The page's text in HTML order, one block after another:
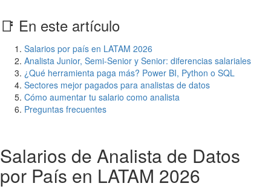
📑 En este artículo
Salarios por país en LATAM 2026
Analista Junior, Semi-Senior y Senior: diferencias salariales
¿Qué herramienta paga más? Power BI, Python o SQL
Sectores mejor pagados para analistas de datos
Cómo aumentar tu salario como analista
Preguntas frecuentes
Salarios de Analista de Datos
por País en LATAM 2026